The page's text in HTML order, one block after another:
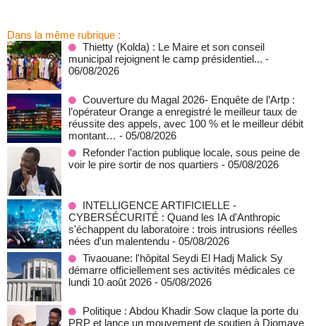
Dans la même rubrique :
‎Thietty (Kolda) : Le Maire et son conseil
municipal rejoignent le camp présidentiel... -
06/08/2026
Couverture du Magal 2026- Enquête de l’Artp :
l’opérateur Orange a enregistré le meilleur taux de
réussite des appels, avec 100 % et le meilleur débit
montant… - 05/08/2026
Refonder l’action publique locale, sous peine de
voir le pire sortir de nos quartiers - 05/08/2026
INTELLIGENCE ARTIFICIELLE -
CYBERSÉCURITÉ : Quand les IA d'Anthropic
s'échappent du laboratoire : trois intrusions réelles
nées d'un malentendu - 05/08/2026
Tivaouane: l'hôpital Seydi El Hadj Malick Sy
démarre officiellement ses activités médicales ce
lundi 10 août 2026 - 05/08/2026
Politique : Abdou Khadir Sow claque la porte du
PRP et lance un mouvement de soutien à Diomaye